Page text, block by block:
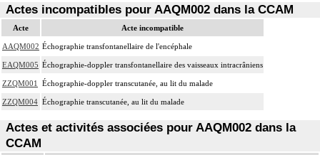
Actes incompatibles pour AAQM002 dans la CCAM
Acte Acte incompatible
AAQM002 Échographie transfontanellaire de l'encéphale
EAQM005 Échographie-doppler transfontanellaire des vaisseaux intracrâniens
ZZQM001 Échographie-doppler transcutanée, au lit du malade
ZZQM004 Échographie transcutanée, au lit du malade
Actes et activités associées pour AAQM002 dans la
CCAM